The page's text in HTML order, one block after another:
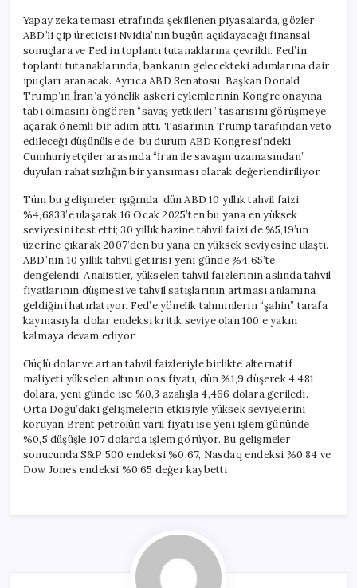
Yapay zeka teması etrafında şekillenen piyasalarda, gözler
ABD’li çip üreticisi Nvidia’nın bugün açıklayacağı finansal
sonuçlara ve Fed’in toplantı tutanaklarına çevrildi. Fed’in
toplantı tutanaklarında, bankanın gelecekteki adımlarına dair
ipuçları aranacak. Ayrıca ABD Senatosu, Başkan Donald
Trump’ın İran’a yönelik askeri eylemlerinin Kongre onayına
tabi olmasını öngören “savaş yetkileri” tasarısını görüşmeye
açarak önemli bir adım attı. Tasarının Trump tarafından veto
edileceği düşünülse de, bu durum ABD Kongresi’ndeki
Cumhuriyetçiler arasında “İran ile savaşın uzamasından”
duyulan rahatsızlığın bir yansıması olarak değerlendiriliyor.
Tüm bu gelişmeler ışığında, dün ABD 10 yıllık tahvil faizi
%4,6833’e ulaşarak 16 Ocak 2025’ten bu yana en yüksek
seviyesini test etti; 30 yıllık hazine tahvil faizi de %5,19’un
üzerine çıkarak 2007’den bu yana en yüksek seviyesine ulaştı.
ABD’nin 10 yıllık tahvil getirisi yeni günde %4,65’te
dengelendi. Analistler, yükselen tahvil faizlerinin aslında tahvil
fiyatlarının düşmesi ve tahvil satışlarının artması anlamına
geldiğini hatırlatıyor. Fed’e yönelik tahminlerin “şahin” tarafa
kaymasıyla, dolar endeksi kritik seviye olan 100’e yakın
kalmaya devam ediyor.
Güçlü dolar ve artan tahvil faizleriyle birlikte alternatif
maliyeti yükselen altının ons fiyatı, dün %1,9 düşerek 4,481
dolara, yeni günde ise %0,3 azalışla 4,466 dolara geriledi.
Orta Doğu’daki gelişmelerin etkisiyle yüksek seviyelerini
koruyan Brent petrolün varil fiyatı ise yeni işlem gününde
%0,5 düşüşle 107 dolarda işlem görüyor. Bu gelişmeler
sonucunda S&P 500 endeksi %0,67, Nasdaq endeksi %0,84 ve
Dow Jones endeksi %0,65 değer kaybetti.